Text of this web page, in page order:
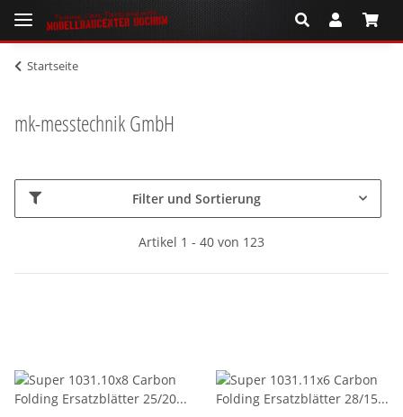
Startseite
mk-messtechnik GmbH
Filter und Sortierung
Artikel 1 - 40 von 123